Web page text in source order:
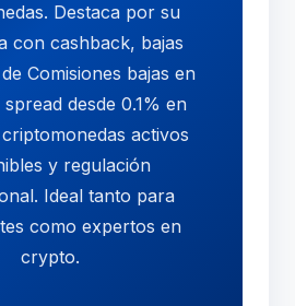
Destaca por su
con cashback, bajas
Comisiones bajas en
desde 0.1% en
activos
y regulación
Ideal tanto para
como expertos en
crypto.